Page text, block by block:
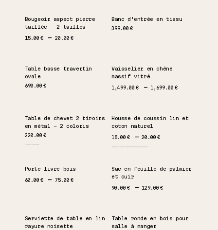
Bougeoir aspect pierre
taillée – 2 tailles
15.00 € 20.00 €Plage de prix : 15.00 € à 20.00 €
Banc d'entrée en tissu
399.00 €
Table basse travertin
ovale
690.00 €
Vaisselier en chêne
massif vitré
1,499.00 € 1,699.00 €Plage de prix :
Table de chevet 2 tiroirs
en métal – 2 coloris
220.00 €
Housse de coussin lin et
coton naturel
18.00 € 20.00 €Plage de prix : 18.00 €
Porte livre bois
60.00 € 75.00 €Plage de prix : 60.00 € à 75.00 €
Sac en feuille de palmier
et cuir
90.00 € 129.00 €Plage de prix : 90.00
Serviette de table en lin
rayure noisette
Table ronde en bois pour
salle à manger